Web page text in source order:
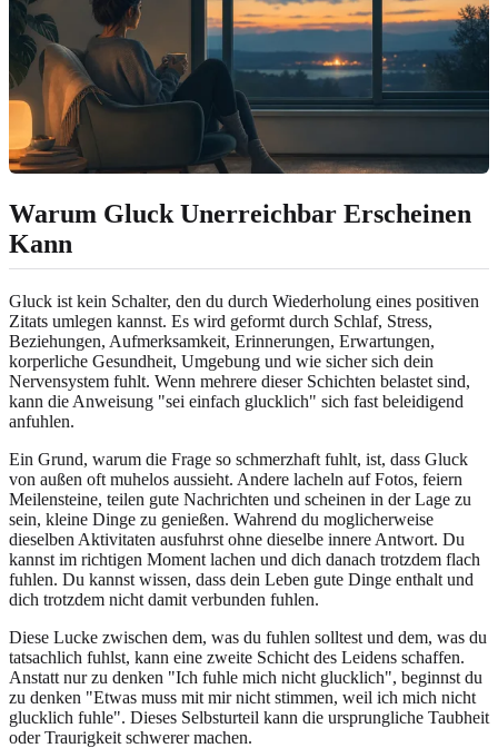
Warum Gluck Unerreichbar Erscheinen
Kann
Gluck ist kein Schalter, den du durch Wiederholung eines positiven
Zitats umlegen kannst. Es wird geformt durch Schlaf, Stress,
Beziehungen, Aufmerksamkeit, Erinnerungen, Erwartungen,
korperliche Gesundheit, Umgebung und wie sicher sich dein
Nervensystem fuhlt. Wenn mehrere dieser Schichten belastet sind,
kann die Anweisung "sei einfach glucklich" sich fast beleidigend
anfuhlen.
Ein Grund, warum die Frage so schmerzhaft fuhlt, ist, dass Gluck
von außen oft muhelos aussieht. Andere lacheln auf Fotos, feiern
Meilensteine, teilen gute Nachrichten und scheinen in der Lage zu
sein, kleine Dinge zu genießen. Wahrend du moglicherweise
dieselben Aktivitaten ausfuhrst ohne dieselbe innere Antwort. Du
kannst im richtigen Moment lachen und dich danach trotzdem flach
fuhlen. Du kannst wissen, dass dein Leben gute Dinge enthalt und
dich trotzdem nicht damit verbunden fuhlen.
Diese Lucke zwischen dem, was du fuhlen solltest und dem, was du
tatsachlich fuhlst, kann eine zweite Schicht des Leidens schaffen.
Anstatt nur zu denken "Ich fuhle mich nicht glucklich", beginnst du
zu denken "Etwas muss mit mir nicht stimmen, weil ich mich nicht
glucklich fuhle". Dieses Selbsturteil kann die ursprungliche Taubheit
oder Traurigkeit schwerer machen.